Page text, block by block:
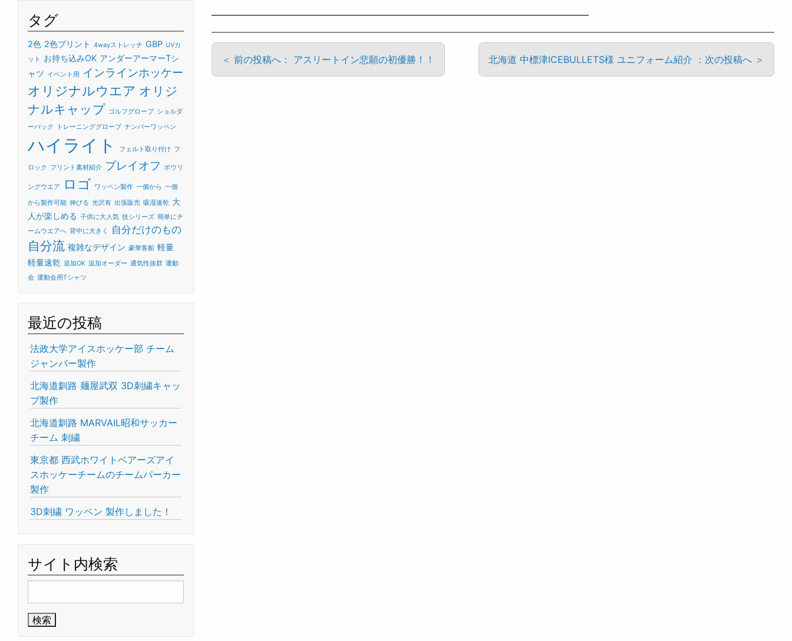
————————————————————————————————————————
＜ 前の投稿へ： アスリートイン悲願の初優勝！！ 北海道 中標津ICEBULLETS様 ユニフォーム紹介 ：次の投稿へ ＞
タグ
2色 2色プリント 4wayストレッチ GBP UVカ
ット
お持ち込みOK アンダーアーマーTシ
ャツ イベント用 インラインホッケー
オリジナルウエア オリジ
ナルキャップ ゴルフグローブ ショルダ
ーバック
トレーニンググローブ ナンバーワッペン
ハイライト フェルト取り付け フ
ロック プリント素材紹介 プレイオフ ボウリ
ングウエア ロゴ ワッペン製作 一個から 一個
から製作可能 伸びる 光沢有 出張販売 吸湿速乾 大
人が楽しめる 子供に大人気 技シリーズ 簡単にチ
ームウエアへ 背中に大きく 自分だけのもの
自分流 複雑なデザイン 豪華客船 軽量
軽量速乾 追加OK 追加オーダー 通気性抜群 運動
会 運動会用Tシャツ
最近の投稿
法政大学アイスホッケー部 チーム
ジャンバー製作
北海道釧路 麺屋武双 3D刺繍キャッ
プ製作
北海道釧路 MARVAIL昭和サッカー
チーム 刺繍
東京都 西武ホワイトベアーズアイ
スホッケーチームのチームパーカー
製作
3D刺繍 ワッペン 製作しました！
サイト内検索
索: